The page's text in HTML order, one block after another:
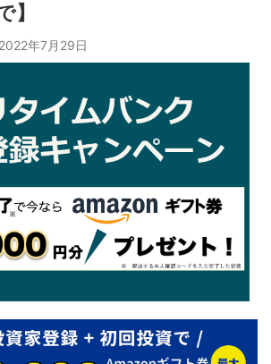
】
2022年7月29日